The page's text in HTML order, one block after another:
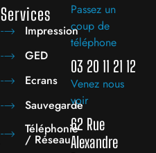
Services
Impression
GED
Ecrans
Sauvegarde
Téléphonie
/ Réseau
Passez un
coup de
téléphone
03 20 11 21 12
Venez nous
voir
62 Rue
Alexandre